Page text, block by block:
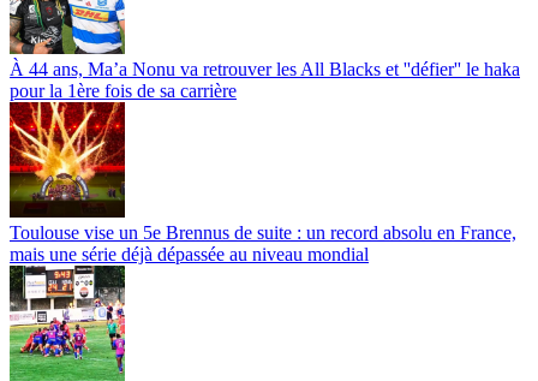
À 44 ans, Ma’a Nonu va retrouver les All Blacks et ''défier'' le haka
pour la 1ère fois de sa carrière
Toulouse vise un 5e Brennus de suite : un record absolu en France,
mais une série déjà dépassée au niveau mondial